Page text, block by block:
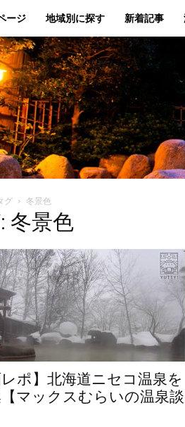
ージ 地域別に探す 新着記事
グ 冬景色
冬景色
レポ】北海道ニセコ温泉を
マックスむらいの温泉談